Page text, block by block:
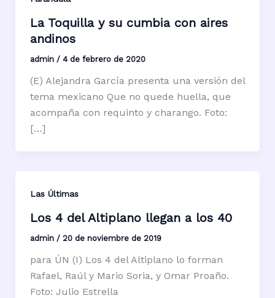
La Toquilla y su cumbia con aires
andinos
admin / 4 de febrero de 2020
(E) Alejandra García presenta una versión del
tema mexicano Que no quede huella, que
acompaña con requinto y charango. Foto:
[…]
Las Últimas
Los 4 del Altiplano llegan a los 40
admin / 20 de noviembre de 2019
para ÚN (I) Los 4 del Altiplano lo forman
Rafael, Raúl y Mario Soria, y Omar Proaño.
Foto: Julio Estrella